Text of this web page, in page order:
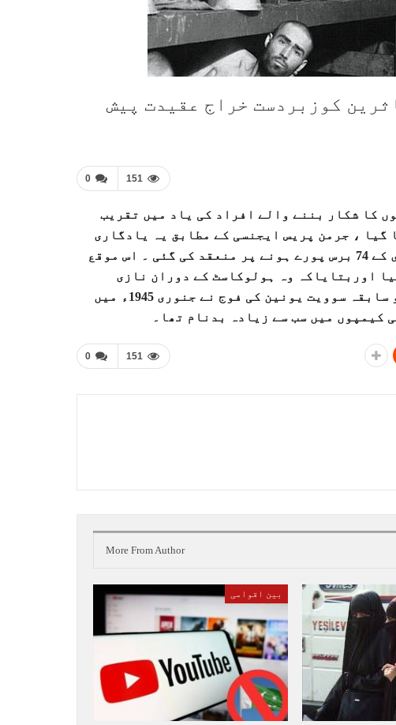
کوزبردست خراج عقیدت پیش
0 151
کا شکار بننے والے افراد کی یاد میں تقریب
گیا ، جرمن پریس ایجنسی کے مطابق یہ یادگاری
تقریب پولینڈ میں قائم نازی کیمپ آؤشوٹس کی آزادی کے 74 برس پورے ہونے پر منعقد کی گئی ۔ اس موقع
اوربتایاکہ وہ ہولوکاسٹ کے دوران نازی
دستوں کا شکار ہونے سے کیسے بچ گئے تھے، آؤشوٹس کو سابقہ سوویت یونین کی فوج نے جنوری 1945ء میں
کیمپوں میں سب سے زیادہ بدنام تھا۔
0 151
More From Author
بین اقوامی